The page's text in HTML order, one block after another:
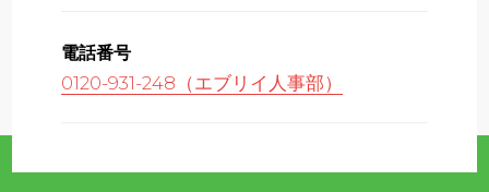
電話番号
0120-931-248（エブリイ人事部）